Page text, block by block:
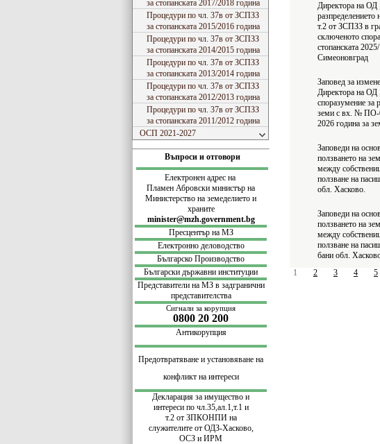
за стопанската 2017/2018 година
Процедури по чл. 37в от ЗСПЗЗ
за стопанската 2015/2016 година
Процедури по чл. 37в от ЗСПЗЗ
за стопанската 2014/2015 година
Процедури по чл. 37в от ЗСПЗЗ
за стопанската 2013/2014 година
Процедури по чл. 37в от ЗСПЗЗ
за стопанската 2012/2013 година
Процедури по чл. 37в от ЗСПЗЗ
за стопанската 2011/2012 година
ОСП 2021-2027
Въпроси и отговори
Електронен адрес на
Пламен Абровски министър на
Министерство на земеделието и
храните
minister@mzh.government.bg
Пресцентър на МЗ
Електронно деловодство
Българско Производство
Български държавни институции
Представители на МЗ в задгранични
представителства
Сигнали за корупция
0800 20 200
Антикорупция
Предотвратяване и установяване на
конфликт на интереси
Декларация за имущество и
интереси по чл.35,ал.1,т.1 и
т.2 от ЗПКОНПИ на
служителите от ОДЗ-Хасково,
ОСЗ и ИРМ
Директора на ОД
разпределението
т.2 от ЗСПЗЗ в
сключеното
стопанската
Симеоновград
Заповед за
Директора на ОД
споразумение за
земи с вх. № ПО-
2026 година за
Заповеди на
ползването на
между
ползване на
обл. Хасково.
Заповеди на
ползването на
между
ползване на
бани обл.
1 2 3 4 5